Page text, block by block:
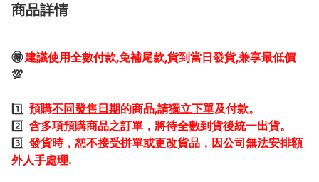
商品詳情
🉐建議使用全數付款,免補尾款,貨到當日發貨,兼享最低價
💯
1️⃣ 預購不同發售日期的商品,請獨立下單及付款。
2️⃣ 含多項預購商品之訂單，將待全數到貨後統一出貨。
3️⃣ 發貨時， 恕不接受拼單或更改貨品 ，因公司無法安排額
外人手處理.